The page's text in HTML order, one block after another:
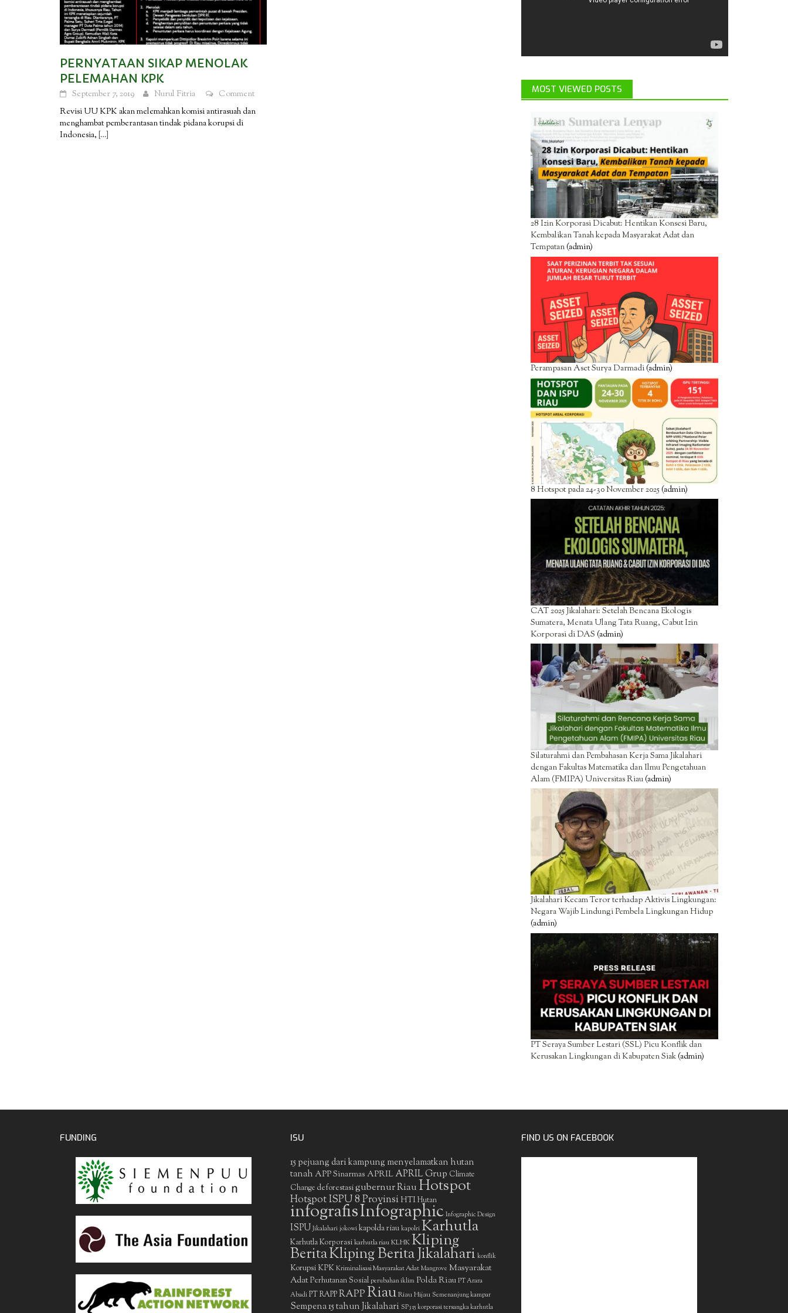
PERNYATAAN SIKAP MENOLAK
PELEMAHAN KPK
September 7, 2019 Nurul Fitria
Comment
Revisi UU KPK akan melemahkan komisi antirasuah dan
menghambat pemberantasan tindak pidana korupsi di
Indonesia, […]
MOST VIEWED POSTS
28 Izin Korporasi Dicabut: Hentikan Konsesi Baru,
Kembalikan Tanah kepada Masyarakat Adat dan
Tempatan(admin)
Perampasan Aset Surya Darmadi(admin)
8 Hotspot pada 24-30 November 2025(admin)
CAT 2025 Jikalahari: Setelah Bencana Ekologis
Sumatera, Menata Ulang Tata Ruang, Cabut Izin
Korporasi di DAS (admin)
Silaturahmi dan Pembahasan Kerja Sama Jikalahari
dengan Fakultas Matematika dan Ilmu Pengetahuan
Alam (FMIPA) Universitas Riau(admin)
Jikalahari Kecam Teror terhadap Aktivis Lingkungan:
Negara Wajib Lindungi Pembela Lingkungan Hidup
(admin)
PT Seraya Sumber Lestari (SSL) Picu Konflik dan
Kerusakan Lingkungan di Kabupaten Siak(admin)
FUNDING ISU
15 pejuang dari kampung menyelamatkan hutan
tanah APP Sinarmas APRIL APRIL Grup Climate
Change deforestasigubernur RiauHotspot
Hotspot ISPU 8 ProvinsiHTIHutan
infografisInfographic Infographic Design
ISPU Jikalahari jokowi kapolda riau kapolri Karhutla
Karhutla Korporasi karhutla riau KLHKKliping
BeritaKliping Berita Jikalahari konflik
Korupsi KPK Kriminalisasi Masyarakat Adat Mangrove Masyarakat
AdatPerhutanan Sosial perubahan iklim Polda Riau PT Arara
Abadi PT RAPPRAPPRiauRiau Hijau Semenanjung kampar
Sempena 15 tahun Jikalahari SP3 15 korporasi tersangka karhutla
FIND US ON FACEBOOK